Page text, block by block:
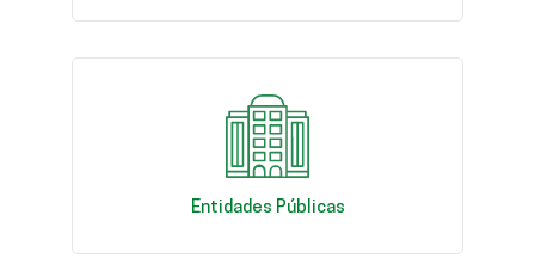
Entidades Públicas